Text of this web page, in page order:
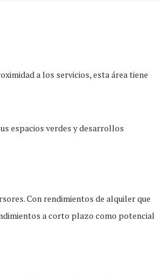
a los servicios, esta área tiene
espacios verdes y desarrollos
Con rendimientos de alquiler que
a corto plazo como potencial